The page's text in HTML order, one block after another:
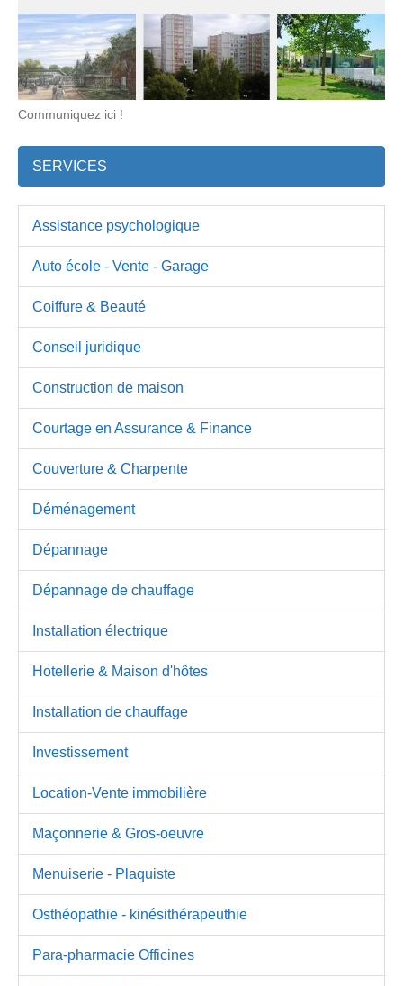
Communiquez ici !
SERVICES
Assistance psychologique
Auto école - Vente - Garage
Coiffure & Beauté
Conseil juridique
Construction de maison
Courtage en Assurance & Finance
Couverture & Charpente
Déménagement
Dépannage
Dépannage de chauffage
Installation électrique
Hotellerie & Maison d'hôtes
Installation de chauffage
Investissement
Location-Vente immobilière
Maçonnerie & Gros-oeuvre
Menuiserie - Plaquiste
Osthéopathie - kinésithérapeuthie
Para-pharmacie Officines